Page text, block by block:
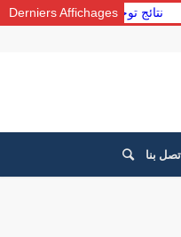
Derniers Affichages
نتائج توجيه الطلبة
بنا